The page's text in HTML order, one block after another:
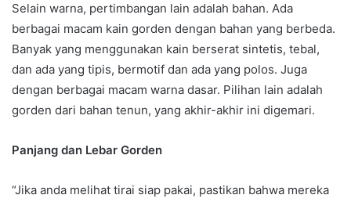
Selain warna, pertimbangan lain adalah bahan. Ada
berbagai macam kain gorden dengan bahan yang berbeda.
Banyak yang menggunakan kain berserat sintetis, tebal,
dan ada yang tipis, bermotif dan ada yang polos. Juga
dengan berbagai macam warna dasar. Pilihan lain adalah
gorden dari bahan tenun, yang akhir-akhir ini digemari.
Panjang dan Lebar Gorden
“Jika anda melihat tirai siap pakai, pastikan bahwa mereka